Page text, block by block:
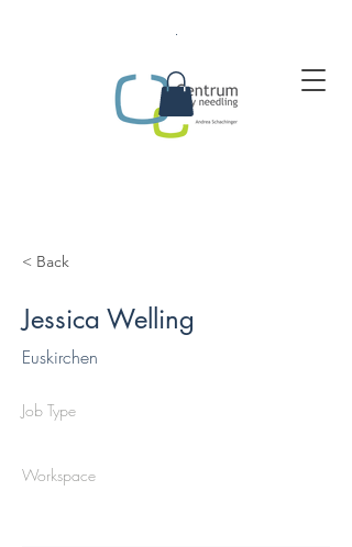
.
< Back
Jessica Welling
Euskirchen
Job Type
Workspace